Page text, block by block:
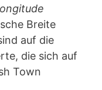
Breite
auf die
die sich auf
Town